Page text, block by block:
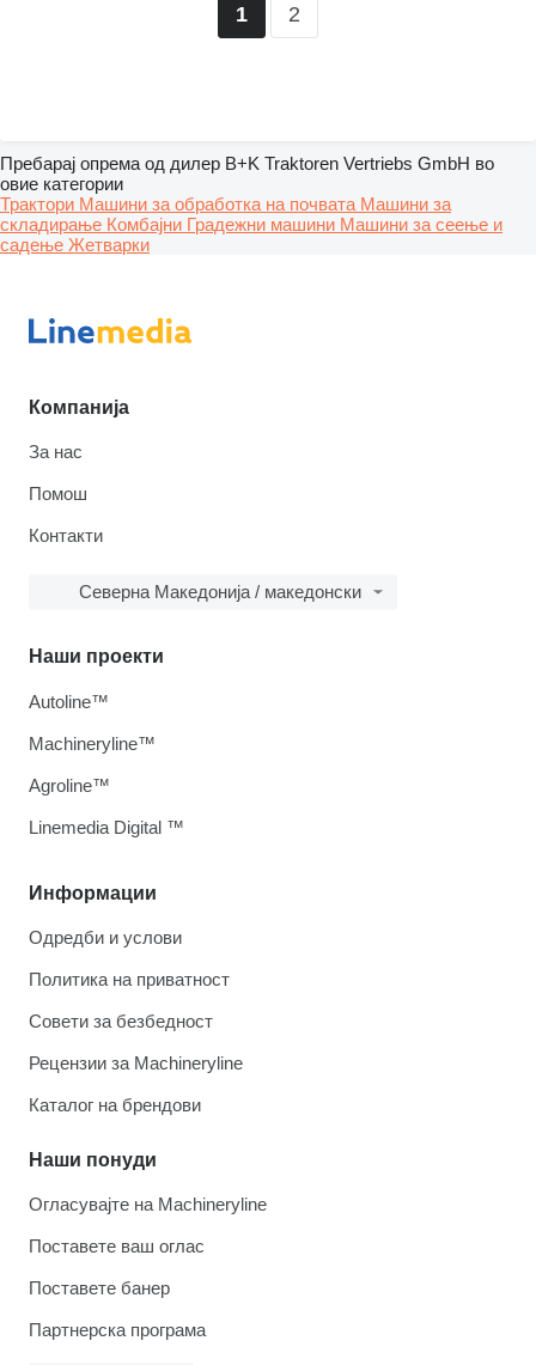
1 2
Пребарај опрема од дилер B+K Traktoren Vertriebs GmbH во
овие категории
Трактори Машини за обработка на почвата Машини за
складирање Комбајни Градежни машини Машини за сеење и
садење Жетварки
Компанија
За нас
Помош
Контакти
Северна Македонија / македонски
Информации
Одредби и услови
Политика на приватност
Совети за безбедност
Рецензии за Machineryline
Каталог на брендови
Наши понуди
Огласувајте на Machineryline
Поставете ваш оглас
Поставете банер
Партнерска програма
Наши проекти
Autoline™
Machineryline™
Agroline™
Linemedia Digital ™